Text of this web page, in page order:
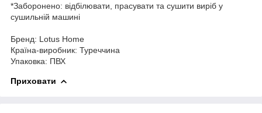
*Заборонено: відбілювати, прасувати та сушити виріб у
сушильній машині
Бренд: Lotus Home
Країна-виробник: Туреччина
Упаковка: ПВХ
Приховати